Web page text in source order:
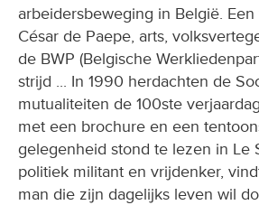
arbeidersbeweging in België.
César de Paepe, arts,
de BWP (Belgische
strijd ... In 1990 herdachten de
mutualiteiten de 100ste
met een brochure en een
gelegenheid stond te lezen in Le
politiek militant en vrijdenker,
man die zijn dagelijks leven wil